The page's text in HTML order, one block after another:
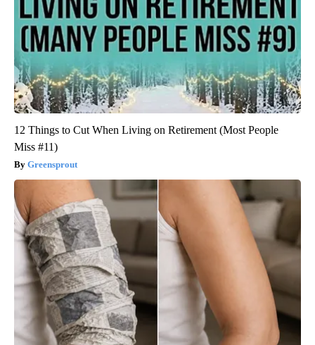
12 Things to Cut When Living on Retirement (Most People
Miss #11)
Greensprout